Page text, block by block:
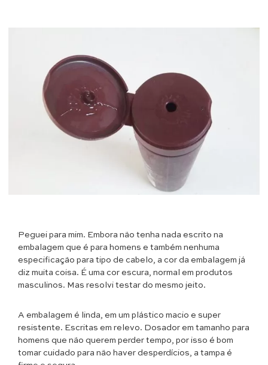
Peguei para mim. Embora não tenha nada escrito na
embalagem que é para homens e também nenhuma
especificação para tipo de cabelo, a cor da embalagem já
diz muita coisa. É uma cor escura, normal em produtos
masculinos. Mas resolvi testar do mesmo jeito.
A embalagem é linda, em um plástico macio e super
resistente. Escritas em relevo. Dosador em tamanho para
homens que não querem perder tempo, por isso é bom
tomar cuidado para não haver desperdícios, a tampa é